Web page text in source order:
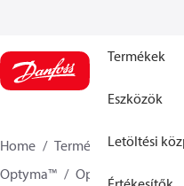
Termékek
Eszközök
Letöltési
Home Termékek Climate
Optyma™
Optyma™